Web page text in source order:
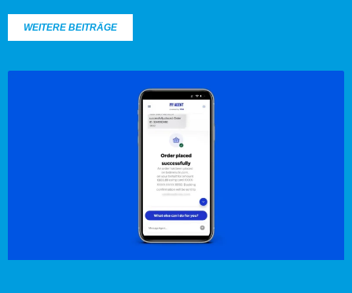
WEITERE BEITRÄGE